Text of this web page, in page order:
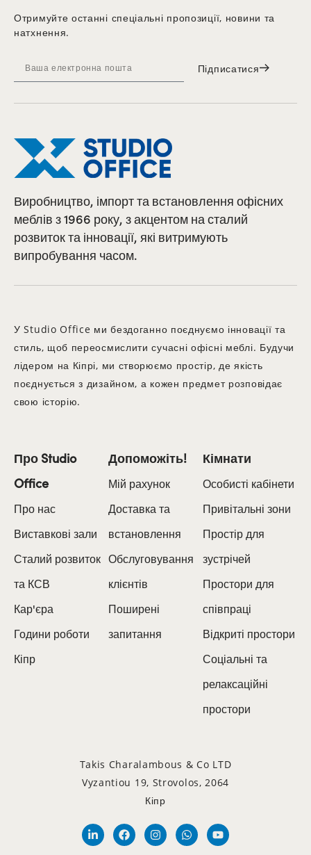
Отримуйте останні спеціальні пропозиції, новини та
натхнення.
Підписатися
Виробництво, імпорт та встановлення офісних
меблів з 1966 року, з акцентом на сталий
розвиток та інновації, які витримують
випробування часом.
У Studio Office ми бездоганно поєднуємо інновації та
стиль, щоб переосмислити сучасні офісні меблі. Будучи
лідером на Кіпрі, ми створюємо простір, де якість
поєднується з дизайном, а кожен предмет розповідає
свою історію.
Про Studio
Office
Про нас
Виставкові зали
Сталий розвиток
та КСВ
Кар'єра
Години роботи
Кіпр
Допоможіть!
Мій рахунок
Доставка та
встановлення
Обслуговування
клієнтів
Поширені
запитання
Кімнати
Особисті кабінети
Привітальні зони
Простір для
зустрічей
Простори для
співпраці
Відкриті простори
Соціальні та
релаксаційні
простори
Takis Charalambous & Co LTD
Vyzantiou 19, Strovolos, 2064
Кіпр